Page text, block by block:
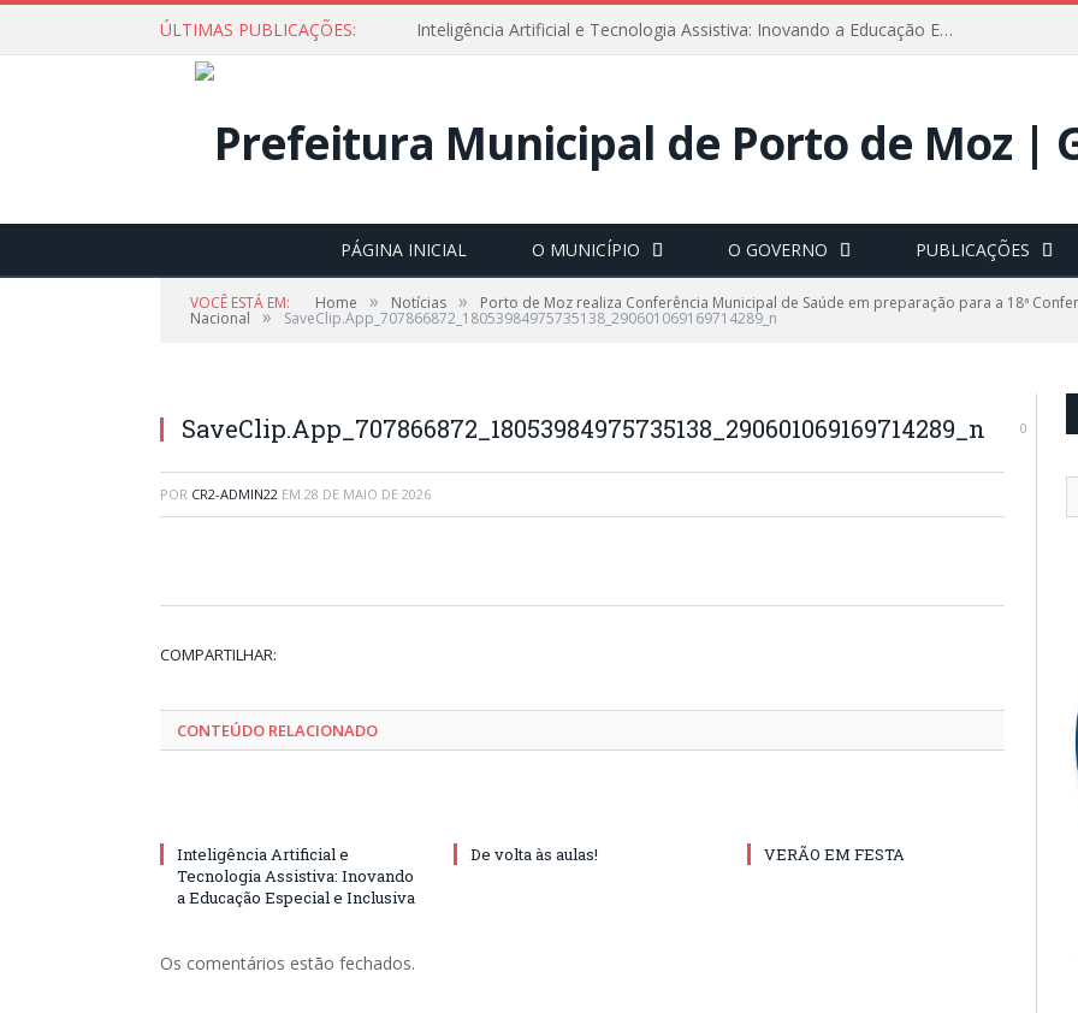
ÚLTIMAS PUBLICAÇÕES: Inteligência Artificial e Tecnologia Assistiva: Inovando a Educação Especial e Inclusiva
PÁGINA INICIAL O MUNICÍPIO O GOVERNO PUBLICAÇÕES
VOCÊ ESTÁ EM: Home » Notícias » Porto de Moz realiza Conferência Municipal de Saúde em preparação para a 18ª
Nacional » SaveClip.App_707866872_18053984975735138_290601069169714289_n
SaveClip.App_707866872_18053984975735138_290601069169714289_n 0
POR CR2-ADMIN22 EM 28 DE MAIO DE 2026
COMPARTILHAR:
CONTEÚDO RELACIONADO
Inteligência Artificial e
Tecnologia Assistiva: Inovando
a Educação Especial e Inclusiva
De volta às aulas! VERÃO EM FESTA
Os comentários estão fechados.